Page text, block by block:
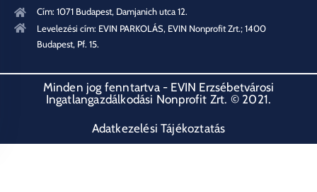
Cím: 1071 Budapest, Damjanich utca 12.
Levelezési cím: EVIN PARKOLÁS, EVIN Nonprofit Zrt.; 1400
Budapest, Pf. 15.
Minden jog fenntartva - EVIN Erzsébetvárosi
Ingatlangazdálkodási Nonprofit Zrt. © 2021.
Adatkezelési Tájékoztatás